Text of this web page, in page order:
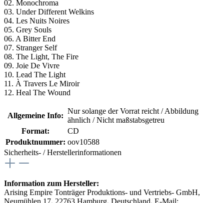
02. Monochroma
03. Under Different Welkins
04. Les Nuits Noires
05. Grey Souls
06. A Bitter End
07. Stranger Self
08. The Light, The Fire
09. Joie De Vivre
10. Lead The Light
11. À Travers Le Miroir
12. Heal The Wound
Allgemeine Info:
Nur solange der Vorrat reicht / Abbildung
ähnlich / Nicht maßstabsgetreu
Format:
CD
Produktnummer: oov10588
Sicherheits- / Herstellerinformationen
Information zum Hersteller:
Arising Empire Tonträger Produktions- und Vertriebs- GmbH,
Neumühlen 17, 22763 Hamburg, Deutschland, E-Mail: